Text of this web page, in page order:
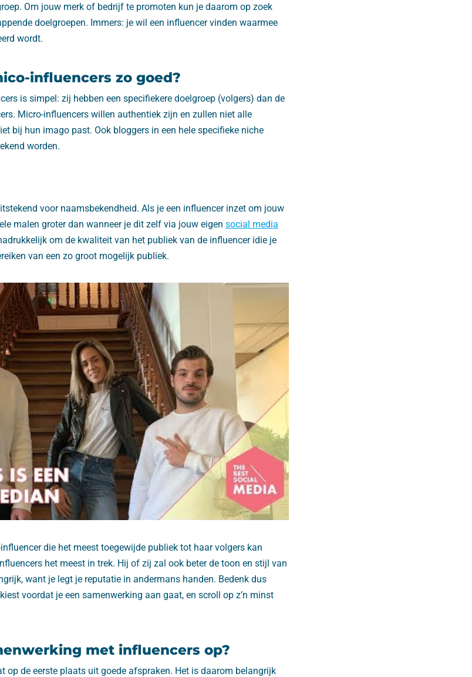
Om jouw merk of bedrijf te promoten kun je daarom op zoek
doelgroepen. Immers: je wil een influencer vinden waarmee
wordt.
influencers zo goed?
is simpel: zij hebben een specifiekere doelgroep (volgers) dan de
Micro-influencers willen authentiek zijn en zullen niet alle
bij hun imago past. Ook bloggers in een hele specifieke niche
worden.
voor naamsbekendheid. Als je een influencer inzet om jouw
malen groter dan wanneer je dit zelf via jouw eigen social media
om de kwaliteit van het publiek van de influencer idie je
van een zo groot mogelijk publiek.
die het meest toegewijde publiek tot haar volgers kan
het meest in trek. Hij of zij zal ook beter de toon en stijl van
want je legt je reputatie in andermans handen. Bedenk dus
voordat je een samenwerking aan gaat, en scroll op z’n minst
met influencers op?
op de eerste plaats uit goede afspraken. Het is daarom belangrijk